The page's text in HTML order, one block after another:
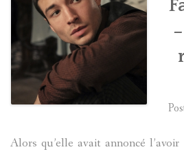
HARRY POTTER
LES ACTEURS
J.K. ROWLING
Alors qu’elle avait annoncé